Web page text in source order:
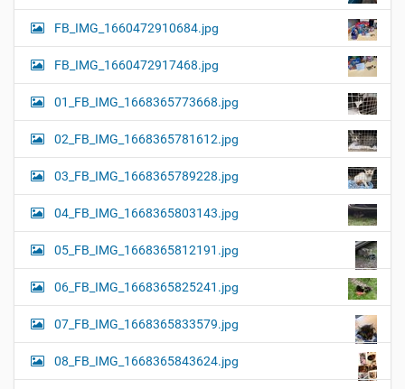
FB_IMG_1660472910684.jpg
FB_IMG_1660472917468.jpg
01_FB_IMG_1668365773668.jpg
02_FB_IMG_1668365781612.jpg
03_FB_IMG_1668365789228.jpg
04_FB_IMG_1668365803143.jpg
05_FB_IMG_1668365812191.jpg
06_FB_IMG_1668365825241.jpg
07_FB_IMG_1668365833579.jpg
08_FB_IMG_1668365843624.jpg